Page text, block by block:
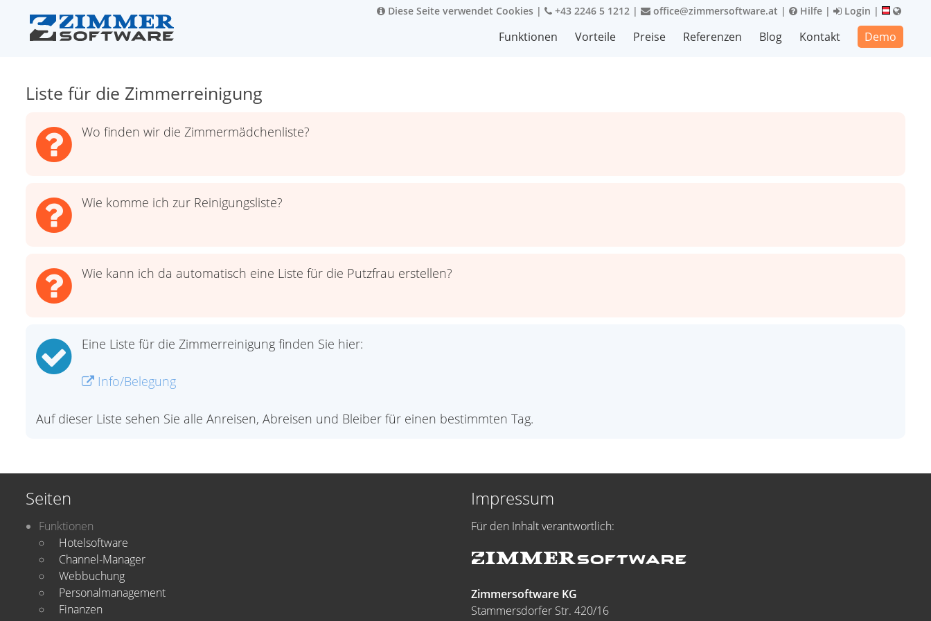
Diese Seite verwendet Cookies | +43 2246 5 1212 | office@zimmersoftware.at | Hilfe | Login |
Funktionen Vorteile Preise Referenzen Blog Kontakt Demo
Liste für die Zimmerreinigung
Wo finden wir die Zimmermädchenliste?
Wie komme ich zur Reinigungsliste?
Wie kann ich da automatisch eine Liste für die Putzfrau erstellen?
Eine Liste für die Zimmerreinigung finden Sie hier:
Info/Belegung
Auf dieser Liste sehen Sie alle Anreisen, Abreisen und Bleiber für einen bestimmten Tag.
Seiten
Funktionen
Hotelsoftware
Channel-Manager
Webbuchung
Personalmanagement
Finanzen
Impressum
Für den Inhalt verantwortlich:
Zimmersoftware KG
Stammersdorfer Str. 420/16